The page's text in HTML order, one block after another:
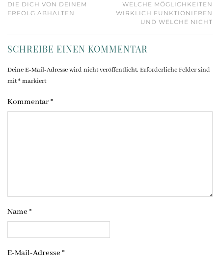
IE DICH VON DEINEM E
RFOLG ABHALTEN
WELCHE MÖGLICHKEITEN
WIRKLICH FUNKTIONIEREN
UND WELCHE NICHT
SCHREIBE EINEN KOMMENTAR
Deine E-Mail-Adresse wird nicht veröffentlicht. Erforderliche Felder sind
mit*markiert
Kommentar*
Name *
E-Mail-Adresse *